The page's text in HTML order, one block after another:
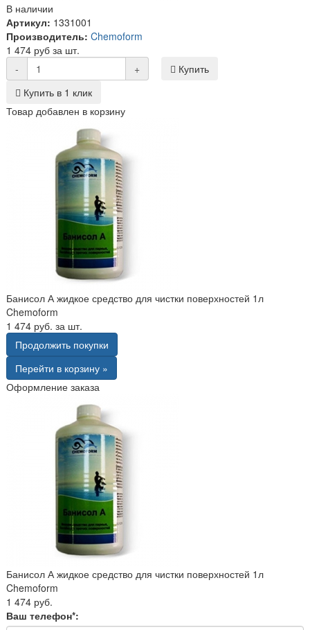
В наличии
Артикул: 1331001
Производитель: Chemoform
1 474 руб за шт.
-
+
Купить
Купить в 1 клик
Товар добавлен в корзину
Банисол А жидкое средство для чистки поверхностей 1л
Chemoform
1 474 руб. за шт.
Продолжить покупки
Перейти в корзину »
Оформление заказа
Банисол А жидкое средство для чистки поверхностей 1л
Chemoform
1 474 руб.
Ваш телефон*: